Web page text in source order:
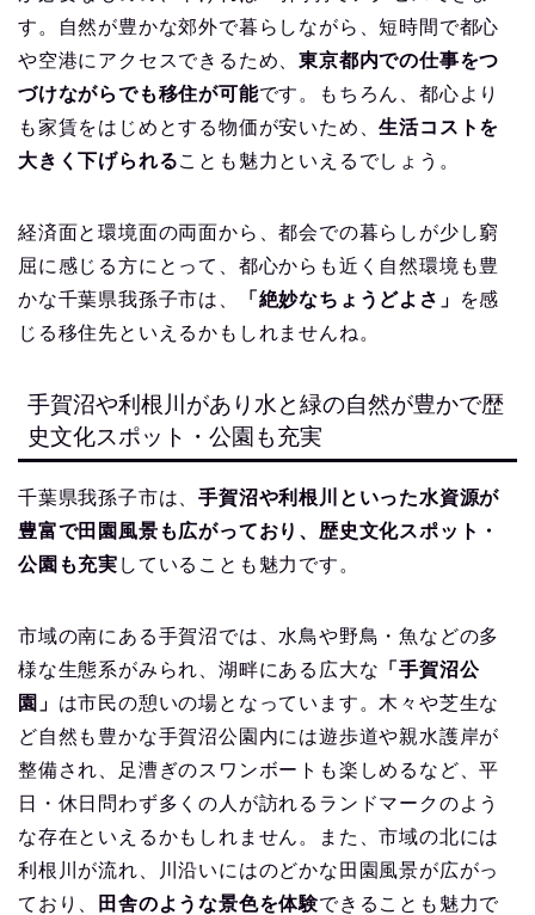
す。自然が豊かな郊外で暮らしながら、短時間で都心
や空港にアクセスできるため、東京都内での仕事をつ
づけながらでも移住が可能です。もちろん、都心より
も家賃をはじめとする物価が安いため、生活コストを
大きく下げられることも魅力といえるでしょう。
経済面と環境面の両面から、都会での暮らしが少し窮
屈に感じる方にとって、都心からも近く自然環境も豊
かな千葉県我孫子市は、
「絶妙なちょうどよさ」
を感
じる移住先といえるかもしれませんね。
手賀沼や利根川があり水と緑の自然が豊かで歴
史文化スポット・公園も充実
千葉県我孫子市は、手賀沼や利根川といった水資源が
豊富で田園風景も広がっており、歴史文化スポット・
公園も充実 していることも魅力です。
市域の南にある手賀沼では、水鳥や野鳥・魚などの多
様な生態系がみられ、湖畔にある広大な 「手賀沼公
園」 は市民の憩いの場となっています。木々や芝生な
ど自然も豊かな手賀沼公園内には遊歩道や親水護岸が
整備され、足漕ぎのスワンボートも楽しめるなど、平
日・休日問わず多くの人が訪れるランドマークのよう
な存在といえるかもしれません。また、市域の北には
利根川が流れ、川沿いにはのどかな田園風景が広がっ
ており、
田舎のような景色を体験できることも魅力で